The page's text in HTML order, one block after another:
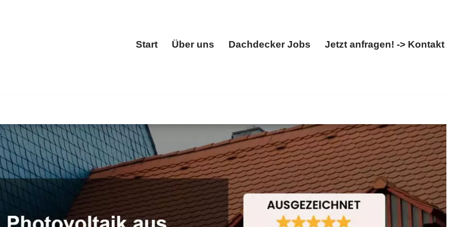
Start Über uns Dachdecker Jobs Jetzt anfragen! -> Kontakt
Dacheindeckung, Dachfenster, Dachstuhl. ✓Dachdecker, ✓Dacheindeckung, ✓Dachfenster,
Wir steigern Ihren Erfolg ✉.